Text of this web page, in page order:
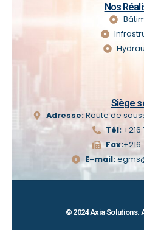
Nos
Siège
Adresse:Route de
Tél: +216
Fax:+216
E-mail:
© 2024 Axia Solutions.